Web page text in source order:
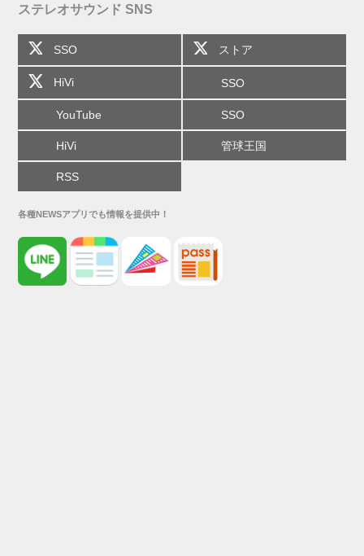
ステレオサウンド SNS
SSO ストア
HiVi SSO
YouTube SSO
HiVi 管球王国
RSS
各種NEWSアプリでも情報を提供中！